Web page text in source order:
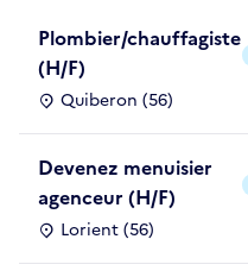
Plombier/chauffagiste
(H/F)
Quiberon (56)
Devenez menuisier
agenceur (H/F)
Lorient (56)